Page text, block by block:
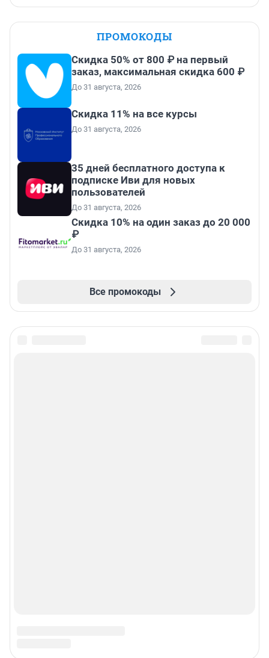
ПРОМОКОДЫ
Скидка 50% от 800 ₽ на первый
заказ, максимальная скидка 600 ₽
До 31 августа, 2026
Скидка 11% на все курсы
До 31 августа, 2026
35 дней бесплатного доступа к
подписке Иви для новых
пользователей
До 31 августа, 2026
Скидка 10% на один заказ до 20 000
₽
До 31 августа, 2026
Все промокоды